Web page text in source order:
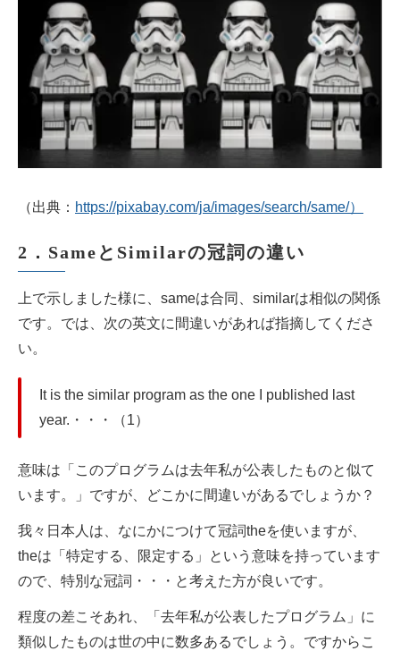
（出典： https://pixabay.com/ja/images/search/same/）
2．SameとSimilarの冠詞の違い
上で示しました様に、sameは合同、similarは相似の関係
です。では、次の英文に間違いがあれば指摘してくださ
い。
It is the similar program as the one I published last
year.・・・（1）
意味は「このプログラムは去年私が公表したものと似て
います。」ですが、どこかに間違いがあるでしょうか？
我々日本人は、なにかにつけて冠詞theを使いますが、
theは「特定する、限定する」という意味を持っています
ので、特別な冠詞・・・と考えた方が良いです。
程度の差こそあれ、「去年私が公表したプログラム」に
類似したものは世の中に数多あるでしょう。ですからこ